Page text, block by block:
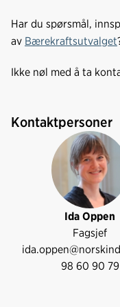
Har du spørsmål,
av Bærekraftsutvalget
Ikke nøl med å ta
Kontaktpersoner
Ida Oppen
Fagsjef
98 60 90 79